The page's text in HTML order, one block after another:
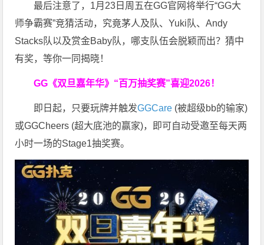
最后注意了，1月23日周五在GG官网将举行“GG大
师争霸赛”竞猜活动，究竟茅人及队、Yuki队、Andy
Stacks队以及赏金Baby队，哪支队伍会脱颖而出？猜中
有奖，等你一同揭晓！
GG《双旦嘉年华》 “百万抽奖赛”喜迎2026！
即日起，只要玩牌并触发GGCare (被超级bb的输家)
或GGCheers (超大底池的赢家)，即可自动受邀至每天两
小时一场的Stage1抽奖赛。